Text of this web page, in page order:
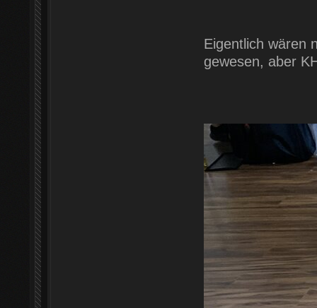
Eigentlich wären
gewesen, aber